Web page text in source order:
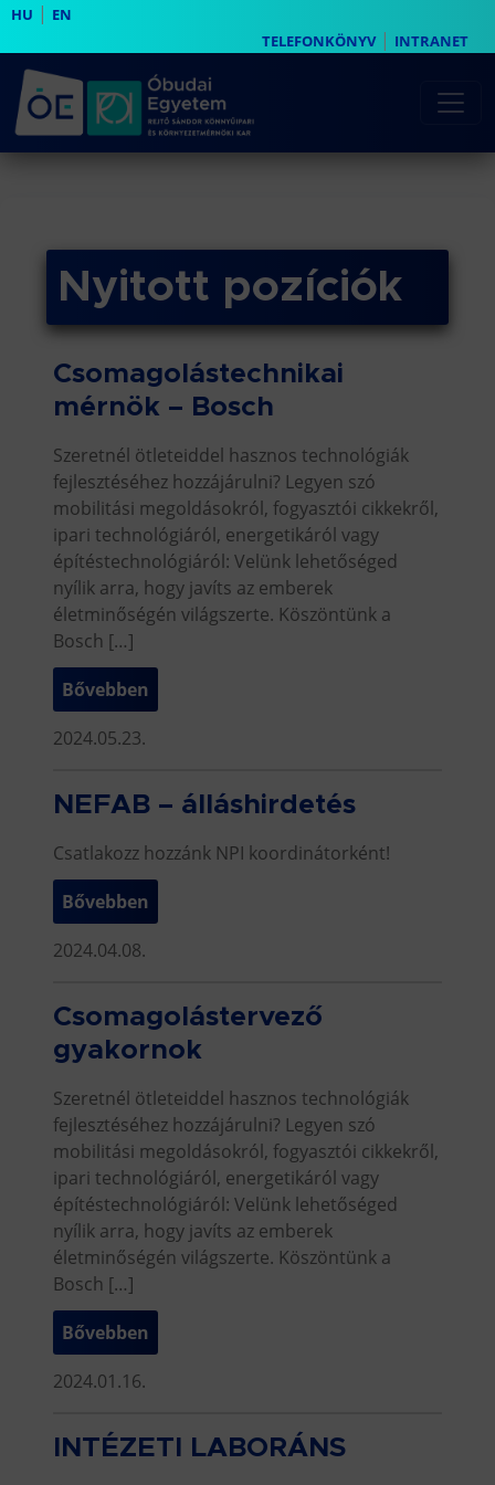
HU | EN
TELEFONKÖNYV| INTRANET
Nyitott pozíciók
Csomagolástechnikai
mérnök – Bosch
Szeretnél ötleteiddel hasznos technológiák
fejlesztéséhez hozzájárulni? Legyen szó
mobilitási megoldásokról, fogyasztói cikkekről,
ipari technológiáról, energetikáról vagy
építéstechnológiáról: Velünk lehetőséged
nyílik arra, hogy javíts az emberek
életminőségén világszerte. Köszöntünk a
Bosch […]
Bővebben
2024.05.23.
NEFAB – álláshirdetés
Csatlakozz hozzánk NPI koordinátorként!
Bővebben
2024.04.08.
Csomagolástervező
gyakornok
Szeretnél ötleteiddel hasznos technológiák
fejlesztéséhez hozzájárulni? Legyen szó
mobilitási megoldásokról, fogyasztói cikkekről,
ipari technológiáról, energetikáról vagy
építéstechnológiáról: Velünk lehetőséged
nyílik arra, hogy javíts az emberek
életminőségén világszerte. Köszöntünk a
Bosch […]
Bővebben
2024.01.16.
INTÉZETI LABORÁNS